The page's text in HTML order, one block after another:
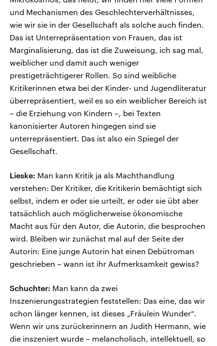
und Mechanismen des Geschlechterverhältnisses,
wie wir sie in der Gesellschaft als solche auch finden.
Das ist Unterrepräsentation von Frauen, das ist
Marginalisierung, das ist die Zuweisung, ich sag mal,
weiblicher und damit auch weniger
prestigeträchtigerer Rollen. So sind weibliche
Kritikerinnen etwa bei der Kinder- und Jugendliteratur
überrepräsentiert, weil es so ein weiblicher Bereich ist
– die Erziehung von Kindern –, bei Texten
kanonisierter Autoren hingegen sind sie
unterrepräsentiert. Das ist also ein Spiegel der
Gesellschaft.
Lieske: Man kann Kritik ja als Machthandlung
verstehen: Der Kritiker, die Kritikerin bemächtigt sich
selbst, indem er oder sie urteilt, er oder sie übt aber
tatsächlich auch möglicherweise ökonomische
Macht aus für den Autor, die Autorin, die besprochen
wird. Bleiben wir zunächst mal auf der Seite der
Autorin: Eine junge Autorin hat einen Debütroman
geschrieben – wann ist ihr Aufmerksamkeit gewiss?
Schuchter: Man kann da zwei
Inszenierungsstrategien feststellen: Das eine, das wir
schon länger kennen, ist dieses „Fräulein Wunder“.
Wenn wir uns zurückerinnern an Judith Hermann, wie
die inszeniert wurde – melancholisch, intellektuell, so